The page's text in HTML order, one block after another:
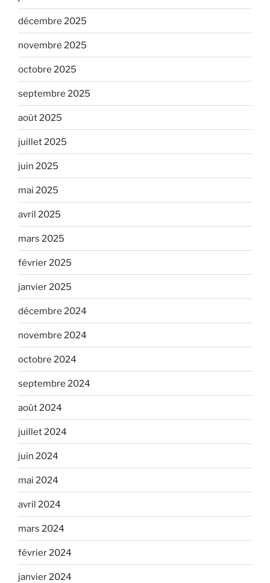
décembre 2025
novembre 2025
octobre 2025
septembre 2025
août 2025
juillet 2025
juin 2025
mai 2025
avril 2025
mars 2025
février 2025
janvier 2025
décembre 2024
novembre 2024
octobre 2024
septembre 2024
août 2024
juillet 2024
juin 2024
mai 2024
avril 2024
mars 2024
février 2024
janvier 2024